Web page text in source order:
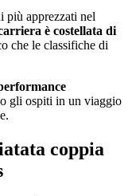
più apprezzati nel
è costellata di
che le classifiche di
gli ospiti in un viaggio
coppia